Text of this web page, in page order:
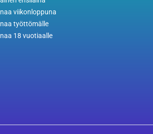
viikonloppuna
työttömälle
18 vuotiaalle